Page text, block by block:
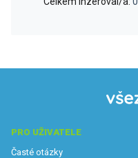
PRO UŽIVATELE
Časté otázky